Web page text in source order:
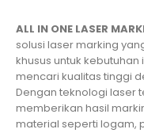
ALL IN ONE LASER
solusi laser marking
khusus untuk
mencari kualitas tinggi
Dengan teknologi laser
memberikan hasil
material seperti logam,